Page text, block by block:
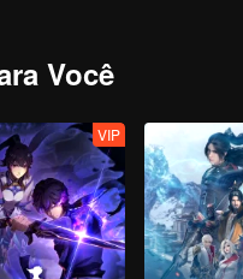
Você
VIP